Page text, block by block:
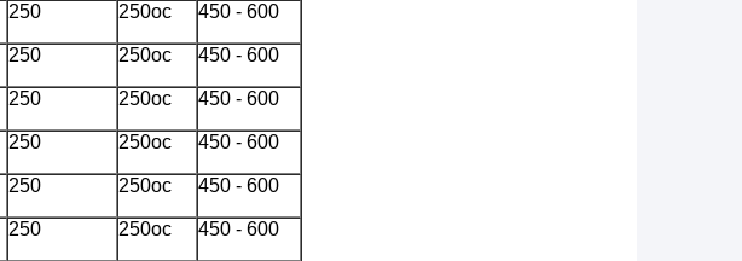
250 250oc 450 - 600
250 250oc 450 - 600
250 250oc 450 - 600
250 250oc 450 - 600
250 250oc 450 - 600
250 250oc 450 - 600